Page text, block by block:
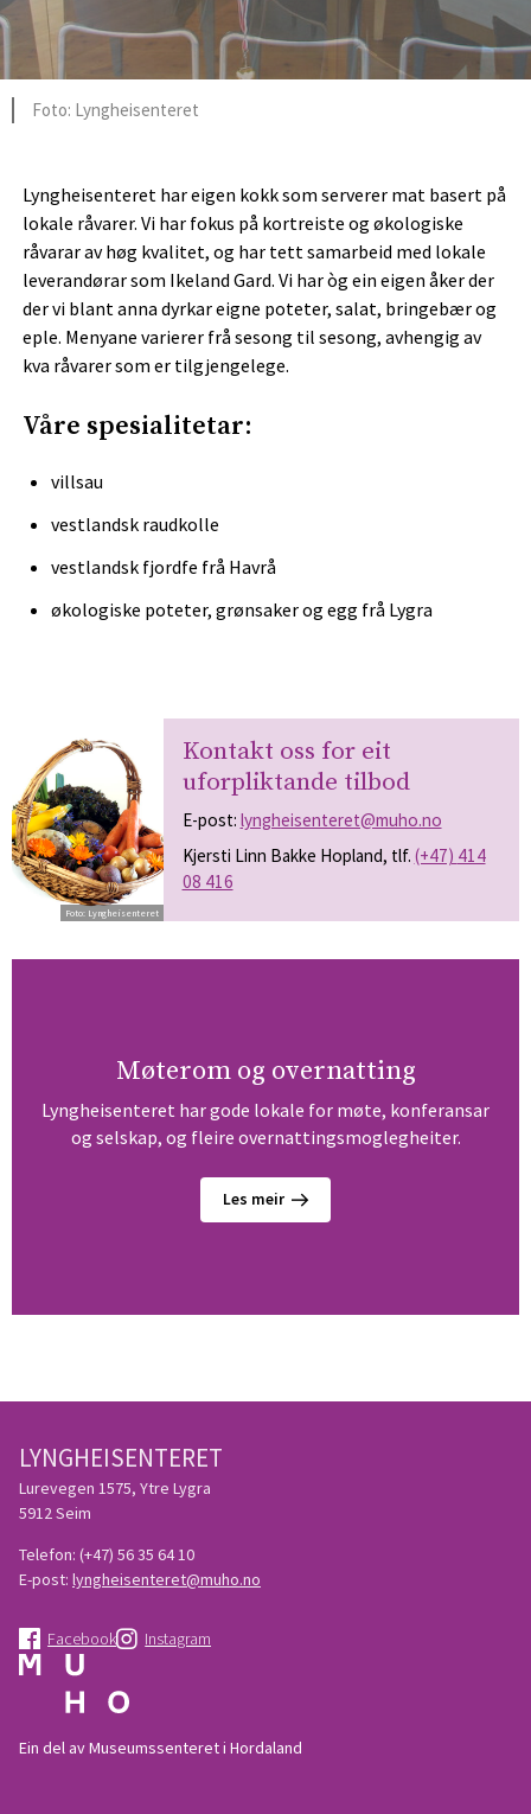
Lyngheisenteret
Lyngheisenteret
Lyngheisenteret
Lyngheisenteret
Lyngheisenteret har eigen kokk som serverer mat basert på
lokale råvarer. Vi har fokus på kortreiste og økologiske
råvarar av høg kvalitet, og har tett samarbeid med lokale
leverandørar som Ikeland Gard. Vi har òg ein eigen åker der
der vi blant anna dyrkar eigne poteter, salat, bringebær og
eple. Menyane varierer frå sesong til sesong, avhengig av
kva råvarer som er tilgjengelege.
Våre spesialitetar:
villsau
vestlandsk raudkolle
vestlandsk fjordfe frå Havrå
økologiske poteter, grønsaker og egg frå Lygra
Lyngheisenteret
Kontakt oss for eit
uforpliktande tilbod
E-post: lyngheisenteret@muho.no
Kjersti Linn Bakke Hopland, tlf. (+47) 414
08 416
Møterom og overnatting
Lyngheisenteret har gode lokale for møte, konferansar
og selskap, og fleire overnattingsmoglegheiter.
Les meir
LYNGHEISENTERET
Lurevegen 1575, Ytre Lygra
5912 Seim
Telefon: (+47) 56 35 64 10
E-post: lyngheisenteret@muho.no
Facebook Instagram
Ein del av Museumssenteret i Hordaland